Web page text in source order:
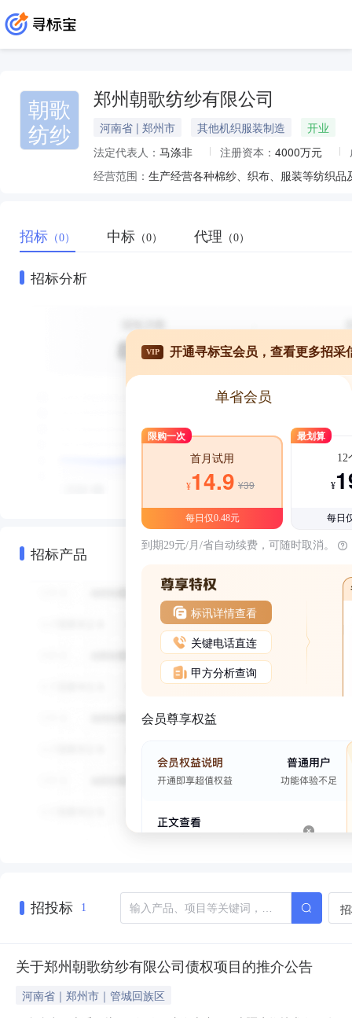
朝歌
纺纱
郑州朝歌纺纱有限公司
河南省 | 郑州市 其他机织服装制造
开业
法定代表人： 马涤非 注册资本： 4000万元
经营范围：
招标 （0） 中标 （0） 代理 （0）
招标分析
招标产品
VIP 开通寻标宝会员，查看更多招采
单省会员
限购一次
首月试用
¥14.9 ¥39
每日仅0.48元
最划算
12
¥
每日
到期29元/月/省自动续费，可随时取消。
标讯详情查看
关键电话直连
甲方分析查询
会员尊享权益
招投标 1
关于郑州朝歌纺纱有限公司债权项目的推介公告
河南省｜郑州市｜管城回族区